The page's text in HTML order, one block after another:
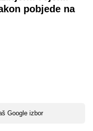
pobjede na
Google izbor